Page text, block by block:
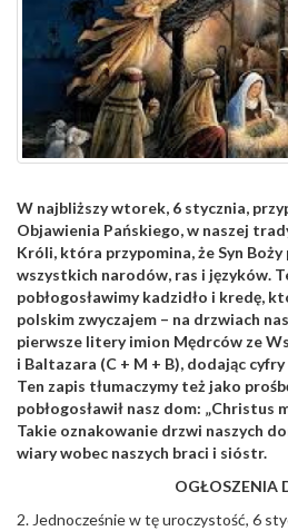
W najbliższy wtorek, 6 stycznia,
Objawienia Pańskiego, w naszej
Króli, która przypomina, że Syn Boży
wszystkich narodów, ras i języków.
pobłogosławimy kadzidło i kredę,
polskim zwyczajem – na drzwiach
pierwsze litery imion Mędrców ze
i Baltazara (C + M + B), dodając
Ten zapis tłumaczymy też jako
pobłogosławił nasz dom: „Christus
Takie oznakowanie drzwi naszych
wiary wobec naszych braci i sióstr.
OGŁOSZENIA
2. Jednocześnie w tę uroczystość, 6